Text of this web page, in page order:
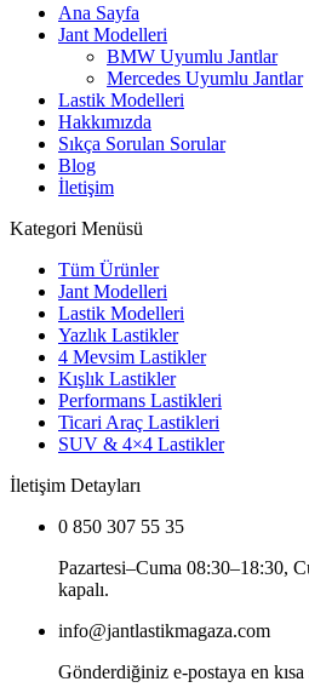
Ana Sayfa
Jant Modelleri
BMW Uyumlu Jantlar
Mercedes Uyumlu Jantlar
Lastik Modelleri
Hakkımızda
Sıkça Sorulan Sorular
Blog
İletişim
Kategori Menüsü
Tüm Ürünler
Jant Modelleri
Lastik Modelleri
Yazlık Lastikler
4 Mevsim Lastikler
Kışlık Lastikler
Performans Lastikleri
Ticari Araç Lastikleri
SUV & 4×4 Lastikler
İletişim Detayları
0 850 307 55 35
Pazartesi–Cuma 08:30–18:30,
kapalı.
info@jantlastikmagaza.com
Gönderdiğiniz e-postaya en kısa